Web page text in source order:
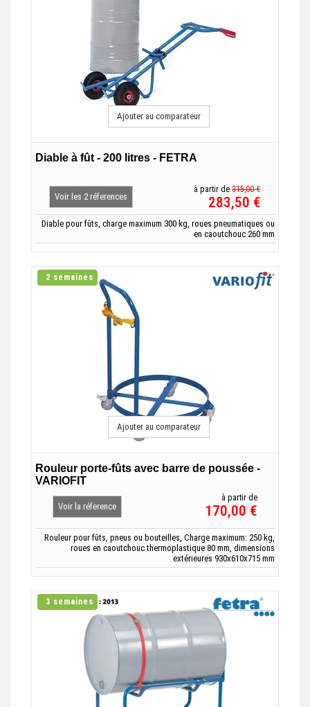
Diable à fût - 200 litres - FETRA
Voir les 2 réferences
à partir de 315,00 €
283,50 €
Diable pour fûts, charge maximum 300 kg, roues pneumatiques ou
en caoutchouc 260 mm
Ajouter au comparateur
2 semaines
Rouleur porte-fûts avec barre de poussée -
VARIOFIT
Voir la réference
à partir de
170,00 €
Rouleur pour fûts, pneus ou bouteilles, Charge maximum: 250 kg,
roues en caoutchouc thermoplastique 80 mm, dimensions
extérieures 930x610x715 mm
Ajouter au comparateur
3 semaines